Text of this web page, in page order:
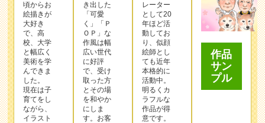
頃からお
絵描きが
大好き
で、高
校、大学
と幅広く
美術を学
んできま
した。
現在は子
育てをし
ながら、
イラスト
き出した
「可愛
く」「Ｐ
ＯＰ」な
作⾵は幅
広い世代
に好評
で、受け
取った⽅
とその場
を和やか
にしま
す。お客
レーター
として20
年ほど活
動してお
り、似顔
絵師とし
ても近年
本格的に
活動中。
明るくカ
ラフルな
作品が得
意です。
作品
サン
プル